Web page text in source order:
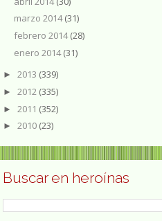
marzo 2014(31)
febrero 2014(28)
enero 2014(31)
► 2013 (339)
► 2012 (335)
► 2011 (352)
► 2010 (23)
Buscar en heroínas